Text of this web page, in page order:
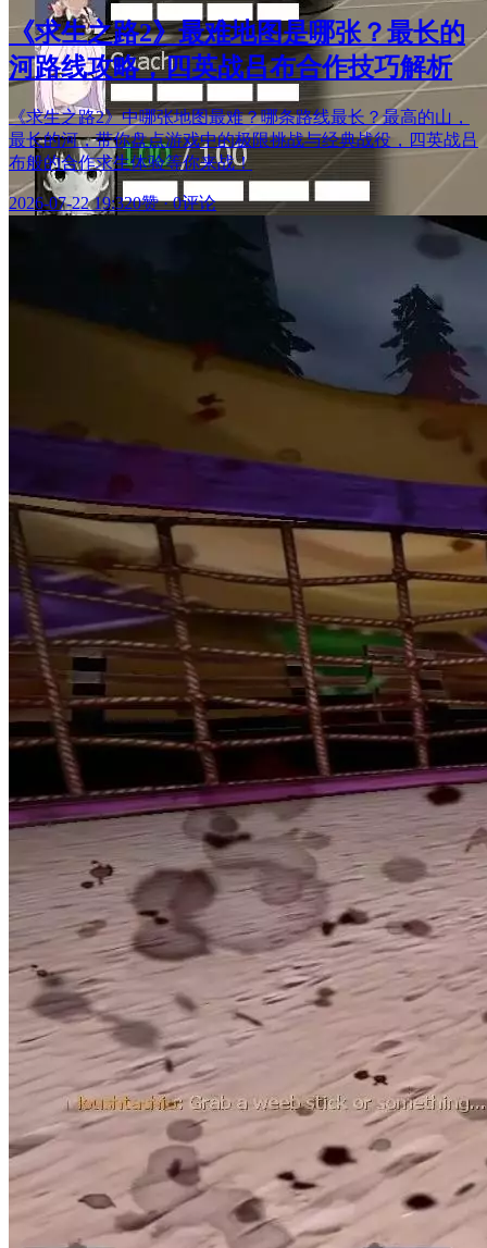
《求生之路2》最难地图是哪张？最长的
河路线攻略，四英战吕布合作技巧解析
《求生之路2》中哪张地图最难？哪条路线最长？最高的山，
最长的河，带你盘点游戏中的极限挑战与经典战役，四英战吕
布般的合作求生体验等你来战！
2026-07-22 19:320赞·0评论